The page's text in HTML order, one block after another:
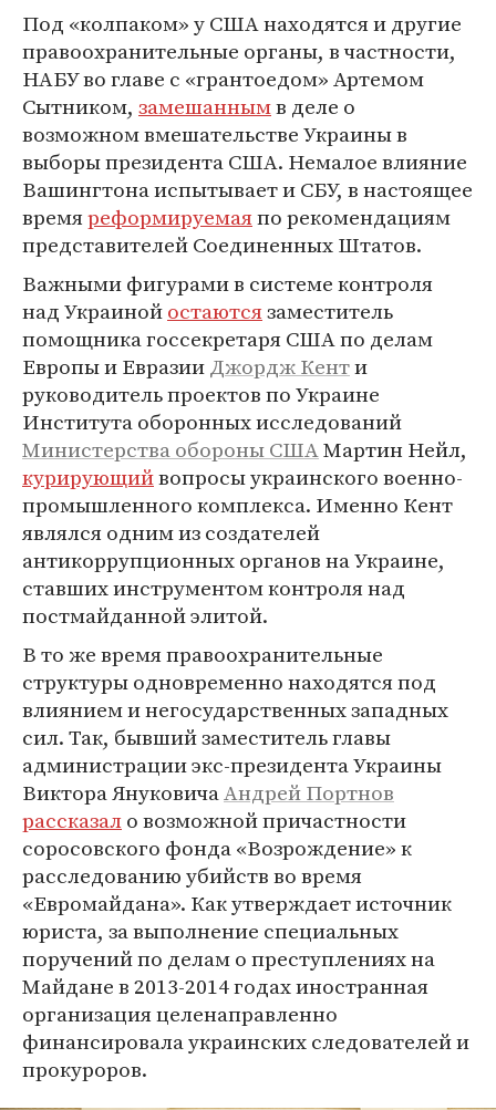
Под «колпаком» у США находятся и другие
правоохранительные органы, в частности,
НАБУ во главе с «грантоедом» Артемом
Сытником, замешаннымв деле о
возможном вмешательстве Украины в
выборы президента США. Немалое влияние
Вашингтона испытывает и СБУ, в настоящее
времяреформируемаяпо рекомендациям
представителей Соединенных Штатов.
Важными фигурами в системе контроля
над Украинойостаютсязаместитель
помощника госсекретаря США по делам
Европы и ЕвразииДжордж Кенти
руководитель проектов по Украине
Института оборонных исследований
Министерства обороны СШАМартин Нейл,
курирующийвопросы украинского военно-
промышленного комплекса. Именно Кент
являлся одним из создателей
антикоррупционных органов на Украине,
ставших инструментом контроля над
постмайданной элитой.
В то же время правоохранительные
структуры одновременно находятся под
влиянием и негосударственных западных
сил. Так, бывший заместитель главы
администрации экс-президента Украины
Виктора ЯнуковичаАндрей Портнов
рассказало возможной причастности
соросовского фонда «Возрождение» к
расследованию убийств во время
«Евромайдана». Как утверждает источник
юриста, за выполнение специальных
поручений по делам о преступлениях на
Майдане в 2013-2014 годах иностранная
организация целенаправленно
финансировала украинских следователей и
прокуроров.